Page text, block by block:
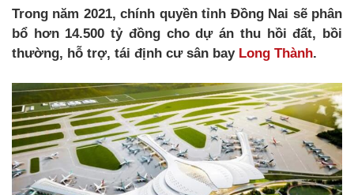
Trong năm 2021, chính quyền tỉnh Đồng Nai sẽ phân
bổ hơn 14.500 tỷ đồng cho dự án thu hồi đất, bồi
thường, hỗ trợ, tái định cư sân bay Long Thành.